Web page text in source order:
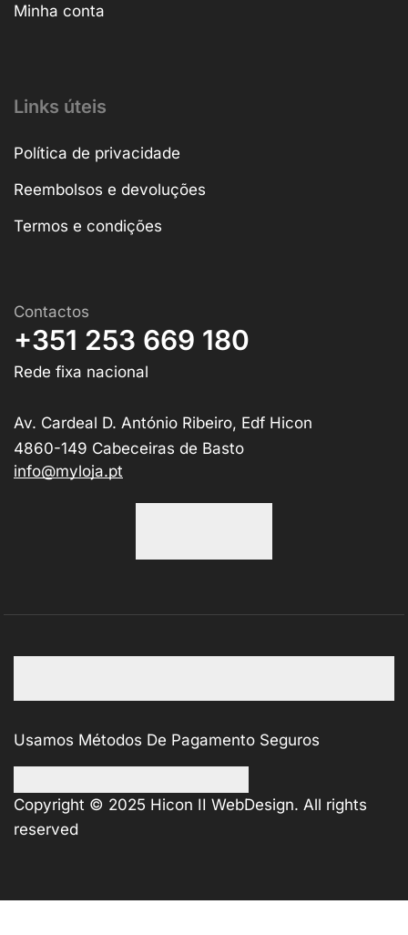
Minha conta
Links úteis
Política de privacidade
Reembolsos e devoluções
Termos e condições
Contactos
+351 253 669 180
Rede fixa nacional
Av. Cardeal D. António Ribeiro, Edf Hicon
4860-149 Cabeceiras de Basto
info@myloja.pt
Usamos Métodos De Pagamento Seguros
Copyright © 2025 Hicon II WebDesign. All rights
reserved